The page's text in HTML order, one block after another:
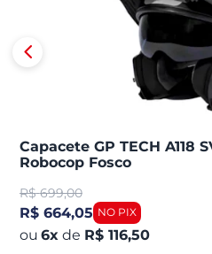
Capacete GP TECH A118
Robocop Fosco
R$ 699,00
R$ 664,05
6x de R$ 116,50